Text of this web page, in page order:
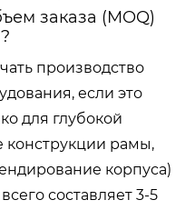
заказа (MOQ)
производство
если это
для глубокой
конструкции рамы,
корпуса)
составляет 3-5